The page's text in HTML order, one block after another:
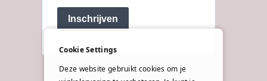
Inschrijven
Cookie Settings
Deze website gebruikt cookies om je